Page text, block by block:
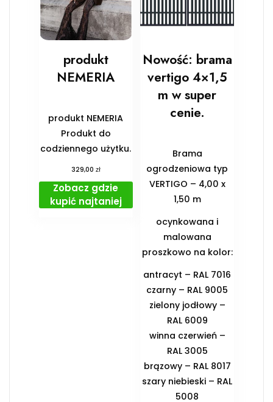
produkt
NEMERIA
produkt NEMERIA
Produkt do
codziennego użytku.
329,00 zł
Zobacz gdzie
kupić najtaniej
Nowość: brama
vertigo 4×1,5
m w super
cenie.
Brama
ogrodzeniowa typ
VERTIGO – 4,00 x
1,50 m
ocynkowana i
malowana
proszkowo na kolor:
antracyt – RAL 7016
czarny – RAL 9005
zielony jodłowy –
RAL 6009
winna czerwień –
RAL 3005
brązowy – RAL 8017
szary niebieski – RAL
5008